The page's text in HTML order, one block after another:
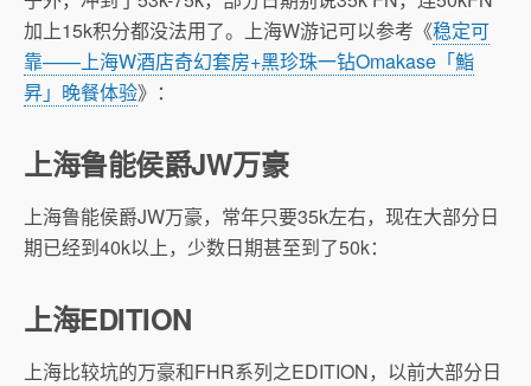
加上15k积分都没法用了。上海W游记可以参考《稳定可
靠——上海W酒店奇幻套房+黑珍珠一钻Omakase「鮨
昇」晚餐体验》：
上海鲁能侯爵JW万豪
上海鲁能侯爵JW万豪，常年只要35k左右，现在大部分日
期已经到40k以上，少数日期甚至到了50k：
上海EDITION
上海比较坑的万豪和FHR系列之EDITION，以前大部分日